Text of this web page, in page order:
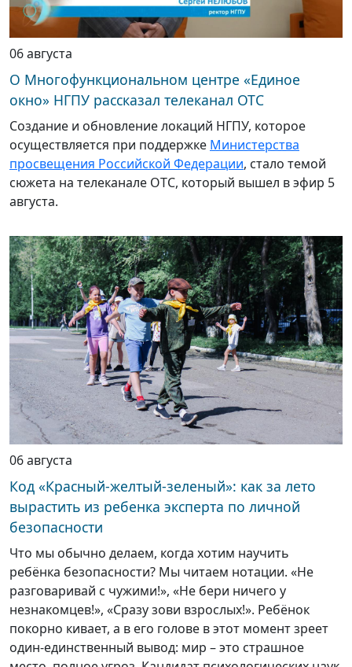
06 августа
О Многофункциональном центре «Единое
окно» НГПУ рассказал телеканал ОТС
Создание и обновление локаций НГПУ, которое
осуществляется при поддержке Министерства
просвещения Российской Федерации, стало темой
сюжета на телеканале ОТС, который вышел в эфир 5
августа.
06 августа
Код «Красный-желтый-зеленый»: как за лето
вырастить из ребенка эксперта по личной
безопасности
Что мы обычно делаем, когда хотим научить
ребёнка безопасности? Мы читаем нотации. «Не
разговаривай с чужими!», «Не бери ничего у
незнакомцев!», «Сразу зови взрослых!». Ребёнок
покорно кивает, а в его голове в этот момент зреет
один-единственный вывод: мир – это страшное